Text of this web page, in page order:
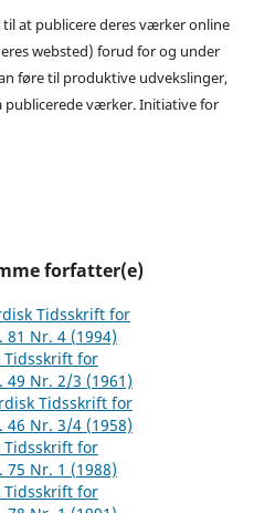
at publicere deres værker online
websted) forud for og under
føre til produktive udvekslinger,
værker. Initiative for
forfatter(e)
Tidsskrift for
Nr. 4 (1994)
Tidsskrift for
Nr. 2/3 (1961)
Tidsskrift for
Nr. 3/4 (1958)
Tidsskrift for
Nr. 1 (1988)
Tidsskrift for